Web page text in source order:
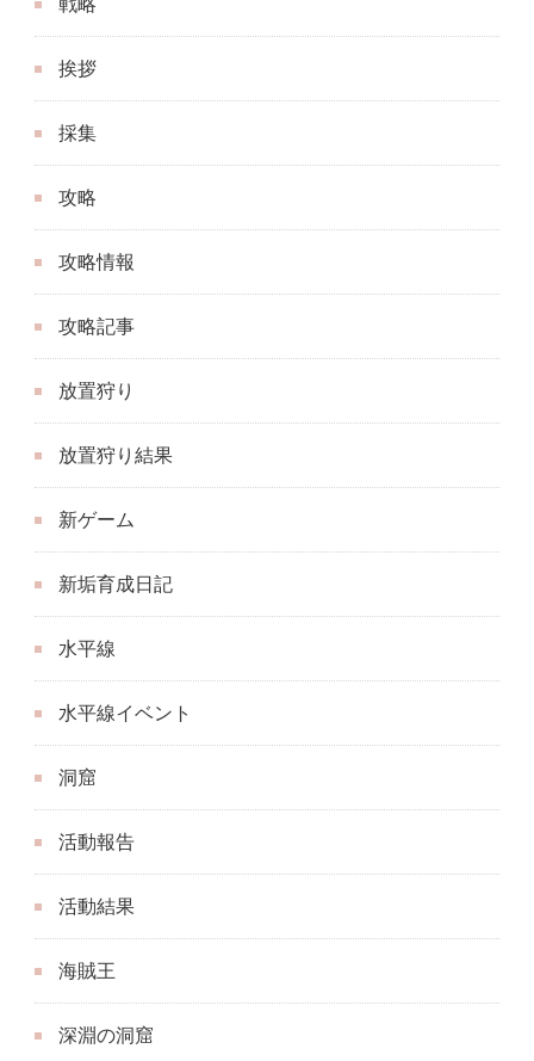
戦略
挨拶
採集
攻略
攻略情報
攻略記事
放置狩り
放置狩り結果
新ゲーム
新垢育成日記
水平線
水平線イベント
洞窟
活動報告
活動結果
海賊王
深淵の洞窟